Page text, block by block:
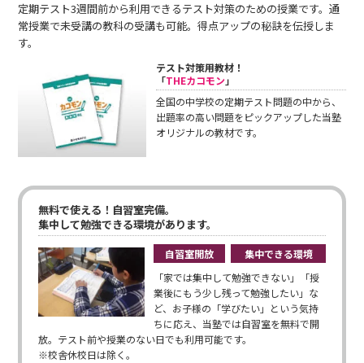
定期テスト3週間前から利用できるテスト対策のための授業です。通
常授業で未受講の教科の受講も可能。得点アップの秘訣を伝授しま
す。
テスト対策用教材！
「THEカコモン」
全国の中学校の定期テスト問題の中から、
出題率の高い問題をピックアップした当塾
オリジナルの教材です。
無料で使える！自習室完備。
集中して勉強できる環境があります。
自習室開放
集中できる環境
「家では集中して勉強できない」「授
業後にもう少し残って勉強したい」な
ど、お子様の「学びたい」という気持
ちに応え、当塾では自習室を無料で開
放。テスト前や授業のない日でも利用可能です。
※校舎休校日は除く。